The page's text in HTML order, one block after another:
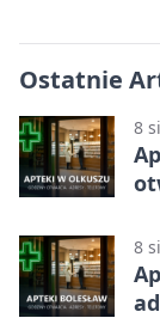
Ostatnie
8
8